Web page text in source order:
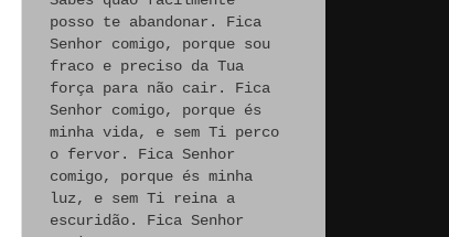
posso te abandonar. Fica
Senhor comigo, porque sou
fraco e preciso da Tua
força para não cair. Fica
Senhor comigo, porque és
minha vida, e sem Ti perco
o fervor. Fica Senhor
comigo, porque és minha
luz, e sem Ti reina a
escuridão. Fica Senhor